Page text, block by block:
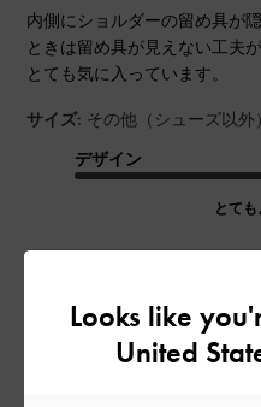
内側にショルダーの留め具が
ときは留め具が見えない工夫
とても気に入っています。
サイズ: その他（シューズ以外）
デザイン
とて
Looks like
United